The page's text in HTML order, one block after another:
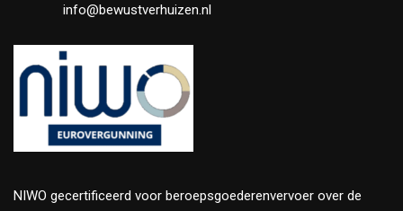
info@bewustverhuizen.nl
NIWO gecertificeerd voor beroepsgoederenvervoer over de